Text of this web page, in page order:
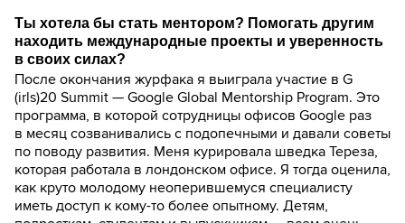
Ты хотела бы стать ментором? Помогать другим
находить международные проекты и уверенность
в своих силах?
После окончания журфака я выиграла участие в G
(irls)20 Summit — Google Global Mentorship Program. Это
программа, в которой сотрудницы офисов Google раз
в месяц созванивались с подопечными и давали советы
по поводу развития. Меня курировала шведка Тереза,
которая работала в лондонском офисе. Я тогда оценила,
как круто молодому неоперившемуся специалисту
иметь доступ к кому-то более опытному. Детям,